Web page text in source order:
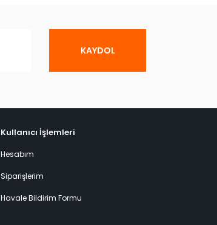
KAYDOL
Kullanıcı İşlemleri
Hesabım
Siparişlerim
Havale Bildirim Formu